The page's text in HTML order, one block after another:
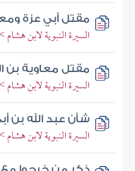
مقتل أبي عزة
السيرة النبوية لابن
مقتل معاوية بن
السيرة النبوية لابن
شأن عبد الله بن
السيرة النبوية لابن